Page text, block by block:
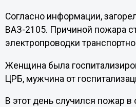
Согласно информации,
ВАЗ-2105. Причиной пожара
электропроводки
Женщина была
ЦРБ, мужчина от
В этот день случился пожар в